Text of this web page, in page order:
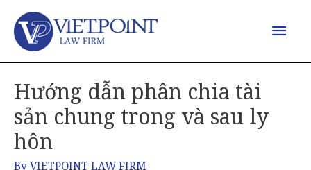
Hướng dẫn phân chia tài
sản chung trong và sau ly
hôn
ByVIETPOINT LAW FIRM